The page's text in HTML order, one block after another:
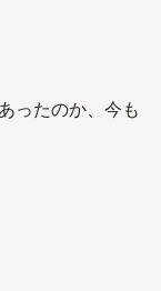
ったのか、今も